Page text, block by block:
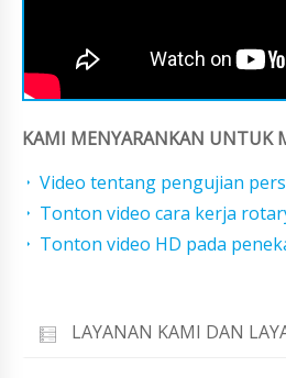
KAMI MENYARANKAN UNTUK
Video tentang pengujian
Tonton video cara kerja
Tonton video HD pada
LAYANAN KAMI DAN